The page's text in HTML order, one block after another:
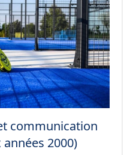
communication
2000)